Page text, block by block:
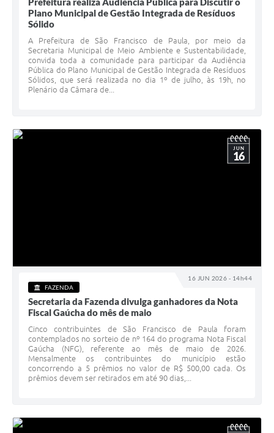
Plano Municipal de Gestão Integrada de Resíduos
Sólido
A Prefeitura de São Francisco de Paula, por meio da
Secretaria Municipal de Meio Ambiente e Sustentabilidade,
convida toda a comunidade para participar da Audiência
Pública do Plano Municipal de Gestão Integrada de Resíduos
Sólidos, que será realizada no dia 1º de julho, às 19h, no
Plenário da Câmara de...
16 JUN 2026 - 14h44
JUN
16
FAZENDA
Secretaria da Fazenda divulga ganhadores da Nota
Fiscal Gaúcha do mês de maio
Cinco contribuintes de São Francisco de Paula foram
contemplados no sorteio de nº 164 do programa Nota Fiscal
Gaúcha (NFG), referente ao mês de maio de 2026.
Mensalmente os contribuintes do município estão
concorrendo a 5 prêmios no valor de R$ 500,00 cada. Os
prêmios devem ser retirados em até 90 dias,...